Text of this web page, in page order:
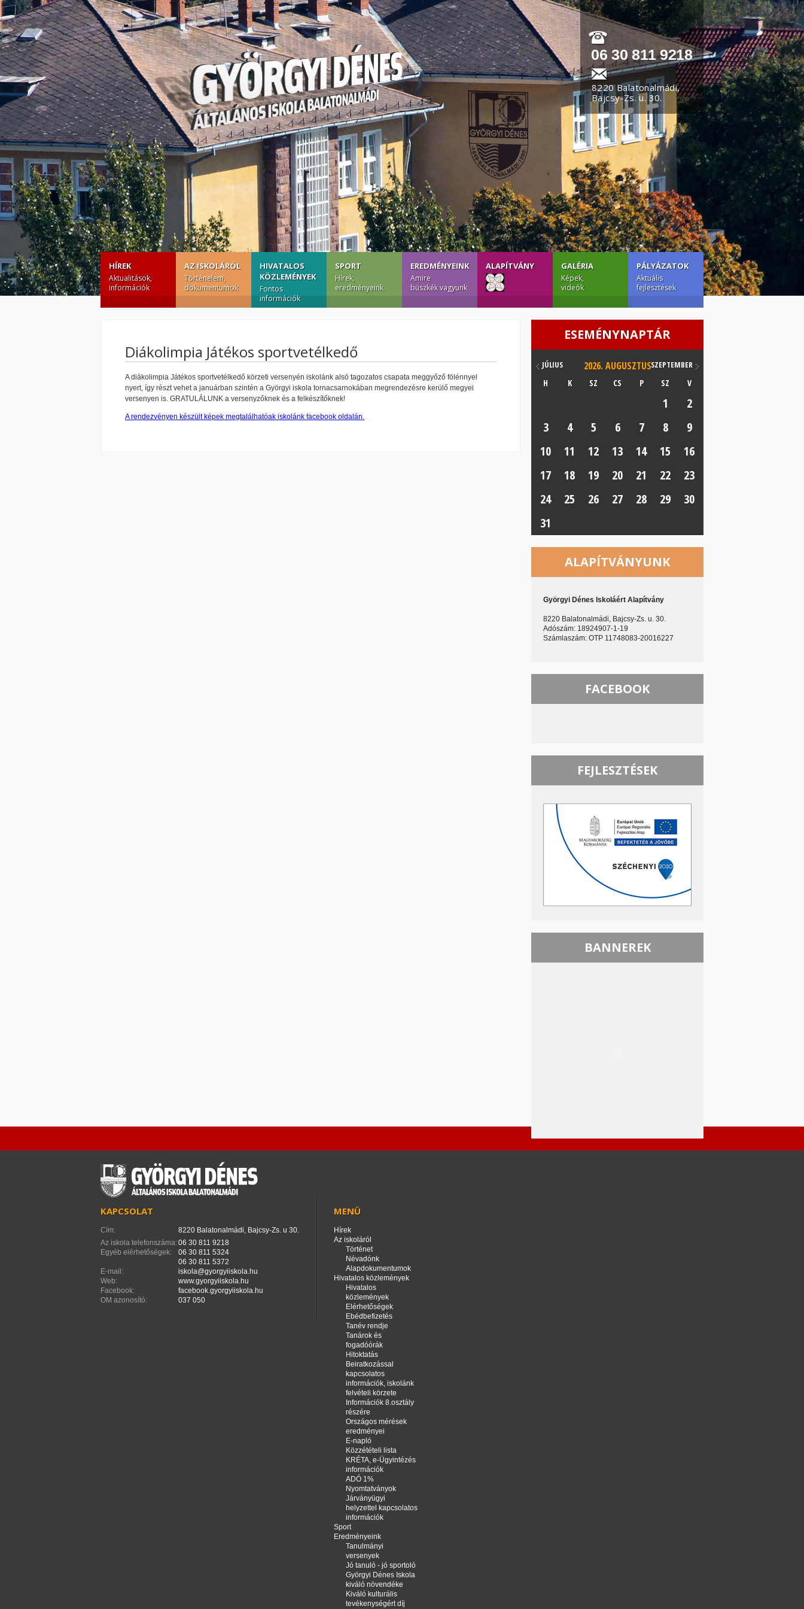
06 30 811 9218
8220 Balatonalmádi,
Bajcsy-Zs. u. 30.
HÍREK
Aktualitások,
információk
AZ ISKOLÁRÓL
Történelem,
dokumentumok
HIVATALOS
KÖZLEMÉNYEK
Fontos
információk
SPORT
Hírek,
eredményeink
EREDMÉNYEINK
Amire
büszkék vagyunk
ALAPÍTVÁNY GALÉRIA
Képek,
videók
PÁLYÁZATOK
Aktuális
fejlesztések
Diákolimpia Játékos sportvetélkedő
A diákolimpia Játékos sportvetélkedő körzeti versenyén iskolánk alsó tagozatos csapata meggyőző fölénnyel
nyert, így részt vehet a januárban szintén a Györgyi iskola tornacsarnokában megrendezésre kerülő megyei
versenyen is. GRATULÁLUNK a versenyzőknek és a felkészítőknek!
A rendezvényen készült képek megtalálhatóak iskolánk facebook oldalán.
ESEMÉNYNAPTÁR
JÚLIUS 2026. AUGUSZTUSSZEPTEMBER
H K SZ CS P SZ V
1
2
3
4 5 6 7 8
9
10
11 12 13 14 15
16
17
18 19 20 21 22
23
24
25 26 27 28 29
30
31
ALAPÍTVÁNYUNK
Györgyi Dénes Iskoláért Alapítvány
8220 Balatonalmádi, Bajcsy-Zs. u. 30.
Adószám: 18924907-1-19
Számlaszám: OTP 11748083-20016227
FACEBOOK
FEJLESZTÉSEK
BANNEREK
KAPCSOLAT
Cím:
8220 Balatonalmádi, Bajcsy-Zs. u 30.
Az iskola telefonszáma:06 30 811 9218
Egyéb elérhetőségek:
06 30 811 5324
06 30 811 5372
E-mail:
iskola@gyorgyiiskola.hu
Web:
www.gyorgyiiskola.hu
Facebook:
facebook.gyorgyiiskola.hu
OM azonosító:
037 050
MENÜ
Hírek
Az iskoláról
Történet
Névadónk
Alapdokumentumok
Hivatalos közlemények
Hivatalos
közlemények
Elérhetőségek
Ebédbefizetés
Tanév rendje
Tanárok és
fogadóórák
Hitoktatás
Beiratkozással
kapcsolatos
információk, iskolánk
felvételi körzete
Információk 8.osztály
részére
Országos mérések
eredményei
E-napló
Közzétételi lista
KRÉTA, e-Ügyintézés
információk
ADÓ 1%
Nyomtatványok
Járványügyi
helyzettel kapcsolatos
információk
Sport
Eredményeink
Tanulmányi
versenyek
Jó tanuló - jó sportoló
Györgyi Dénes Iskola
kiváló növendéke
Kiváló kulturális
tevékenységért díj